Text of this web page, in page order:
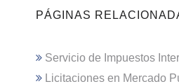
PÁGINAS
Servicio de Impuestos
Licitaciones en Mercado